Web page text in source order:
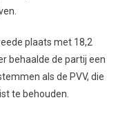
plaats met 18,2
behaalde de partij een
als de PVV, die
te behouden.